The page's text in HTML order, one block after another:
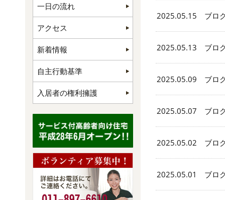
2025.05.15 ブロ
2025.05.13 ブロ
2025.05.09 ブロ
2025.05.07 ブロ
2025.05.02 ブロ
2025.05.01 ブロ
一日の流れ
アクセス
新着情報
自主行動基準
入居者の権利擁護